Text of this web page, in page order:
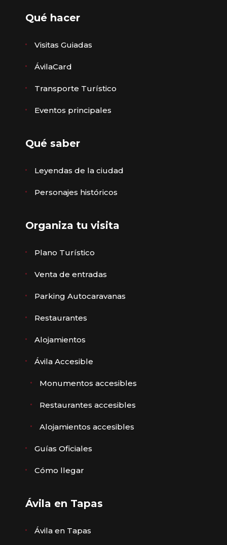
Qué hacer
Visitas Guiadas
ÁvilaCard
Transporte Turístico
Eventos principales
Qué saber
Leyendas de la ciudad
Personajes históricos
Organiza tu visita
Plano Turístico
Venta de entradas
Parking Autocaravanas
Restaurantes
Alojamientos
Ávila Accesible
Monumentos accesibles
Restaurantes accesibles
Alojamientos accesibles
Guías Oficiales
Cómo llegar
Ávila en Tapas
Ávila en Tapas